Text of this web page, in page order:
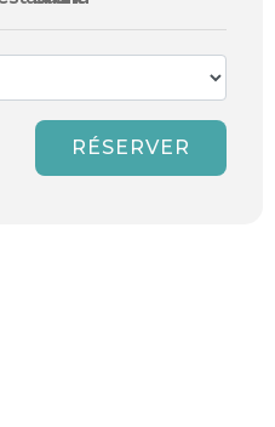
RÉSERVER